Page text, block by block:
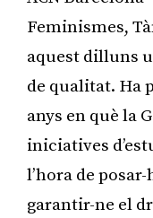
Feminismes,
aquest dilluns
de qualitat. Ha
anys en què la
iniciatives
l’hora de
garantir-ne el